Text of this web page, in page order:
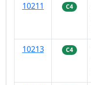
10211
C4
10213
C4